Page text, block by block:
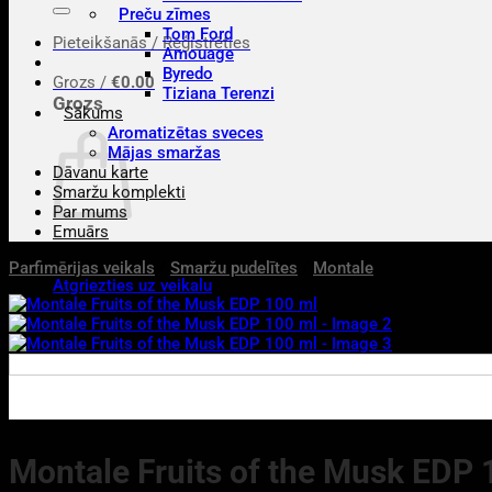
Pieteikšanās / Reģistrēties
Grozs / €0.00
Grozs
Atgriezties uz veikalu
Preču zīmes
Tom Ford
Amouage
Byredo
Tiziana Terenzi
Sākums
Aromatizētas sveces
Mājas smaržas
Dāvanu karte
Smaržu komplekti
Par mums
Emuārs
Parfimērijas veikals
Smaržu pudelītes Montale
Montale Fruits of the Musk EDP